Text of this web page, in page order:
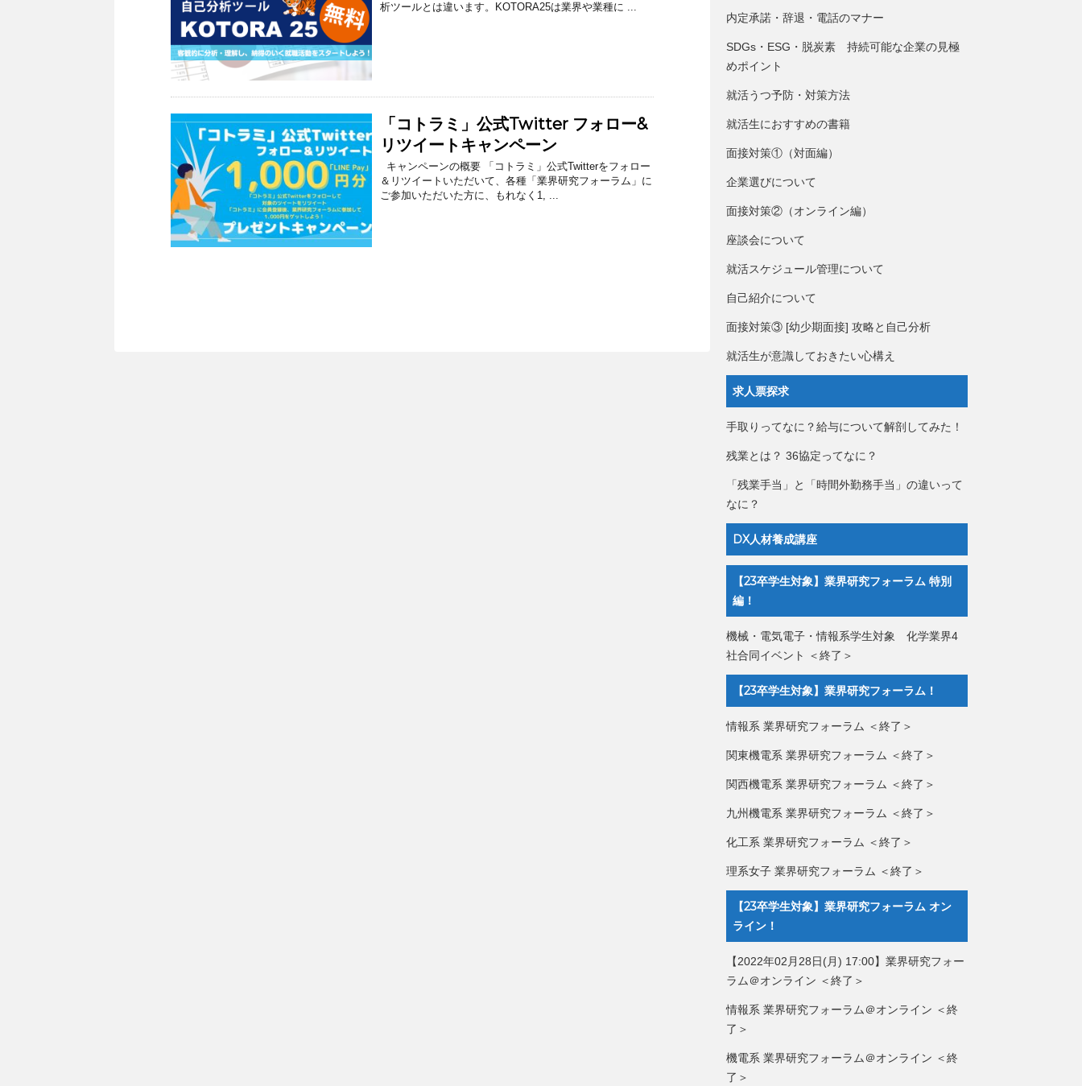
析ツールとは違います。KOTORA25は業界や業種に ...
「コトラミ」公式Twitter フォロー&
リツイートキャンペーン
キャンペーンの概要 「コトラミ」公式Twitterをフォロー
＆リツイートいただいて、各種「業界研究フォーラム」に
ご参加いただいた方に、もれなく1, ...
内定承諾・辞退・電話のマナー
SDGs・ESG・脱炭素 持続可能な企業の見極
めポイント
就活うつ予防・対策方法
就活生におすすめの書籍
面接対策①（対面編）
企業選びについて
面接対策②（オンライン編）
座談会について
就活スケジュール管理について
自己紹介について
面接対策③ [幼少期面接] 攻略と自己分析
就活生が意識しておきたい心構え
求人票探求
手取りってなに？給与について解剖してみた！
残業とは？ 36協定ってなに？
「残業手当」と「時間外勤務手当」の違いって
なに？
DX人材養成講座
【23卒学生対象】業界研究フォーラム 特別
編！
機械・電気電子・情報系学生対象 化学業界4
社合同イベント ＜終了＞
【23卒学生対象】業界研究フォーラム！
情報系 業界研究フォーラム ＜終了＞
関東機電系 業界研究フォーラム ＜終了＞
関西機電系 業界研究フォーラム ＜終了＞
九州機電系 業界研究フォーラム ＜終了＞
化工系 業界研究フォーラム ＜終了＞
理系女子 業界研究フォーラム ＜終了＞
【23卒学生対象】業界研究フォーラム オン
ライン！
【2022年02月28日(月) 17:00】業界研究フォー
ラム＠オンライン ＜終了＞
情報系 業界研究フォーラム＠オンライン ＜終
了＞
機電系 業界研究フォーラム＠オンライン ＜終
了＞